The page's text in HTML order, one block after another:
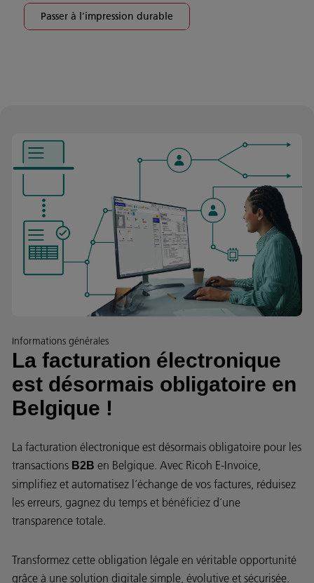
Passer à l’impression durable
Informations générales
La facturation électronique
est désormais obligatoire en
Belgique !
La facturation électronique est désormais obligatoire pour les
transactions B2B en Belgique. Avec Ricoh E-Invoice,
simplifiez et automatisez l’échange de vos factures, réduisez
les erreurs, gagnez du temps et bénéficiez d’une
transparence totale.
Transformez cette obligation légale en véritable opportunité
grâce à une solution digitale simple, évolutive et sécurisée.